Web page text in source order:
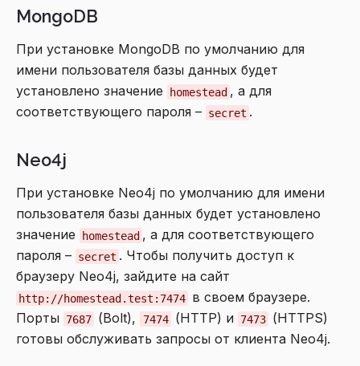
MongoDB
При установке MongoDB по умолчанию для
имени пользователя базы данных будет
установлено значение
homestead , а для
соответствующего пароля – secret .
Neo4j
При установке Neo4j по умолчанию для имени
пользователя базы данных будет установлено
значение
homestead , а для соответствующего
пароля – secret . Чтобы получить доступ к
браузеру Neo4j, зайдите на сайт
http://homestead.test:7474 в своем браузере.
Порты 7687 (Bolt), 7474 (HTTP) и 7473 (HTTPS)
готовы обслуживать запросы от клиента Neo4j.